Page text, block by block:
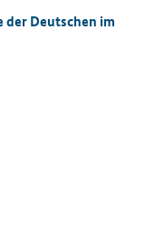
Deutschen im